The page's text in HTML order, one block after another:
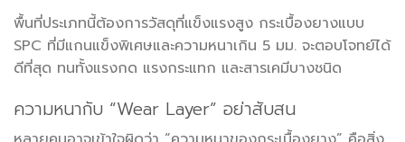
พื้นที่ประเภทนี้ต้องการวัสดุที่แข็งแรงสูง กระเบื้องยางแบบ
SPC ที่มีแกนแข็งพิเศษและความหนาเกิน 5 มม. จะตอบโจทย์ได้
ดีที่สุด ทนทั้งแรงกด แรงกระแทก และสารเคมีบางชนิด
ความหนากับ “Wear Layer” อย่าสับสน